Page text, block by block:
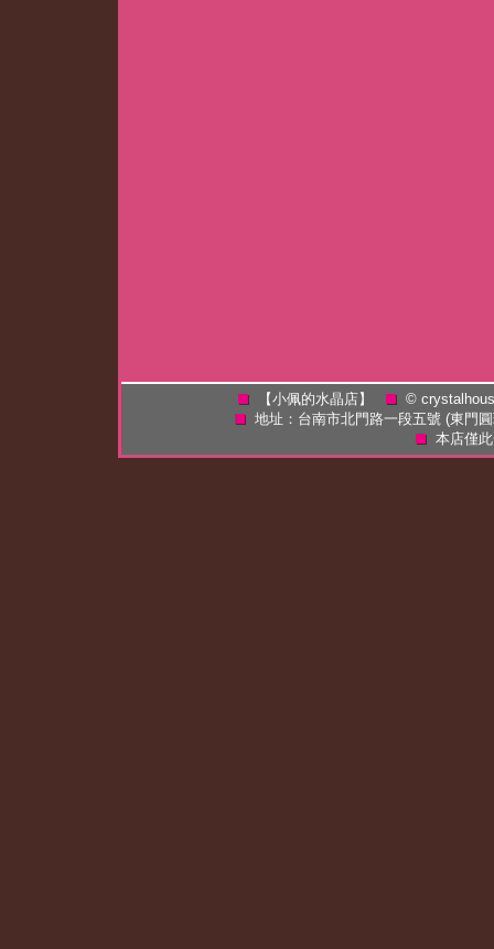
【小佩的水晶店】 ©
地址：台南市北門路一段五號 (東門
本店僅